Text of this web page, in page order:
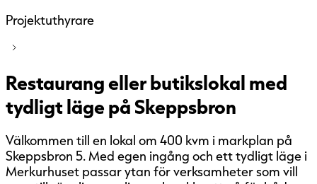
Projektuthyrare
Restaurang eller butikslokal med
tydligt läge på Skeppsbron
Välkommen till en lokal om 400 kvm i markplan på
Skeppsbron 5. Med egen ingång och ett tydligt läge i
Merkurhuset passar ytan för verksamheter som vill